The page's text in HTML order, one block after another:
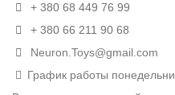
+ 380 68 449 76 99
+ 380 66 211 90 68
Neuron.Toys@gmail.com
График работы